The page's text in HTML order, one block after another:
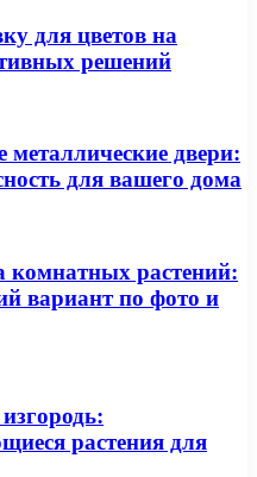
для цветов на
решений
двери:
для вашего дома
комнатных растений:
вариант по фото и
растения для